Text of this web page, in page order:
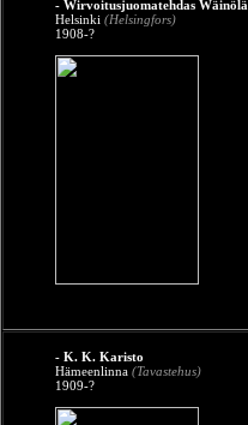
- Wirvoitusjuomatehdas Wäinölä
Helsinki (Helsingfors)
1908-?
- K. K. Karisto
Hämeenlinna (Tavastehus)
1909-?